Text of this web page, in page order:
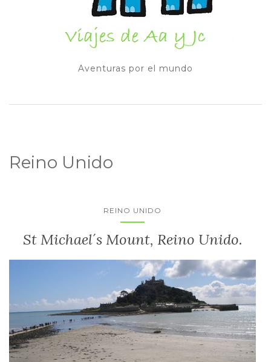
Aventuras por el mundo
Reino Unido
REINO UNIDO
St Michael´s Mount, Reino Unido.